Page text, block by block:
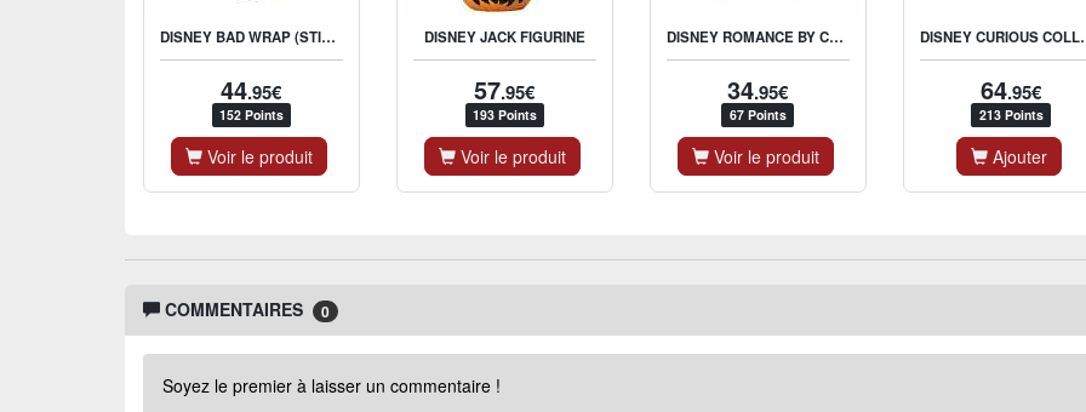
DISNEY BAD WRAP (STITCH AVEC CHAPEAU DE NOEL)
44.95€
152 Points
Voir le produit
DISNEY JACK FIGURINE
57.95€
193 Points
Voir le produit
DISNEY ROMANCE BY CHANDELIER (LUMIERE & PLUMETTE FIGURINE)
34.95€
67 Points
Voir le produit
DISNEY CURIOUS
64.95€
213 Points
Ajouter
COMMENTAIRES 0
Soyez le premier à laisser un commentaire !